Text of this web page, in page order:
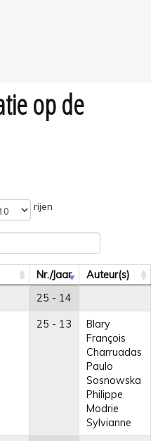
op de
rijen
Nr./Jaar
Auteur(s)
25 - 14
25 - 13
Blary
François
Charruadas
Paulo
Sosnowska
Philippe
Modrie
Sylvianne